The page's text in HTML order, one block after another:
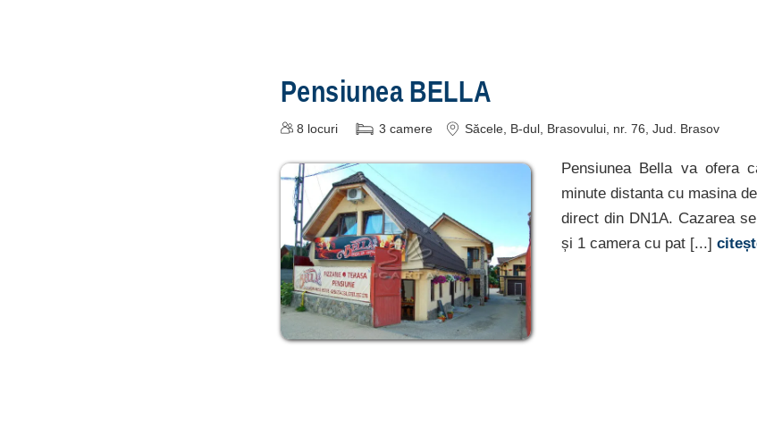
Pensiunea BELLA
8 locuri 3 camere Săcele , B-dul, Brasovului, nr. 76 , Jud. Brasov
Pensiunea Bella va ofera
minute distanta cu masina
direct din DN1A. Cazarea
și 1 camera cu pat [...]